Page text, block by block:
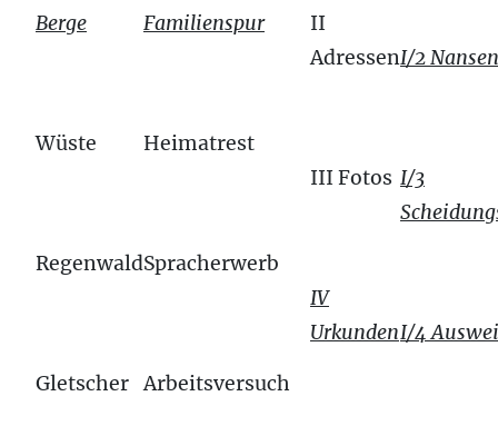
Berge
Wüste
Regenwald
Gletscher
Familienspur
Heimatrest
Spracherwerb
Arbeitsversuch
II
Adressen
IIIFotos
IV
Urkunden
I/2
I/3
I/4